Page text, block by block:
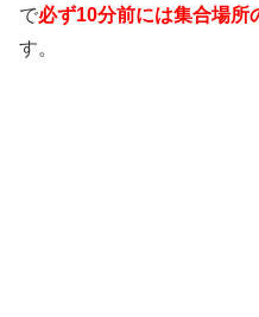
で必ず10分前には集合場所
す。